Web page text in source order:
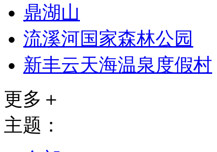
鼎湖山
流溪河国家森林公园
新丰云天海温泉度假村
更多＋
主题：